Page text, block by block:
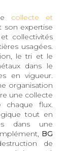
collecte et
son expertise
collectivités
usagées.
le tri et le
dans le
en vigueur.
organisation
une collecte
flux.
tout en
dans une
BG
de